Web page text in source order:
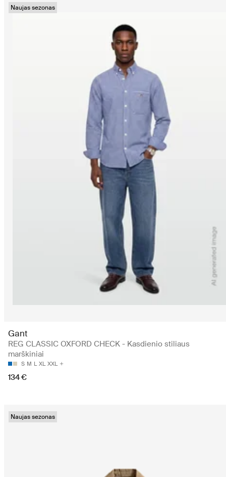
Naujas sezonas
Gant
REG CLASSIC OXFORD CHECK - Kasdienio stiliaus
marškiniai
S M L XL XXL
134 €
Naujas sezonas